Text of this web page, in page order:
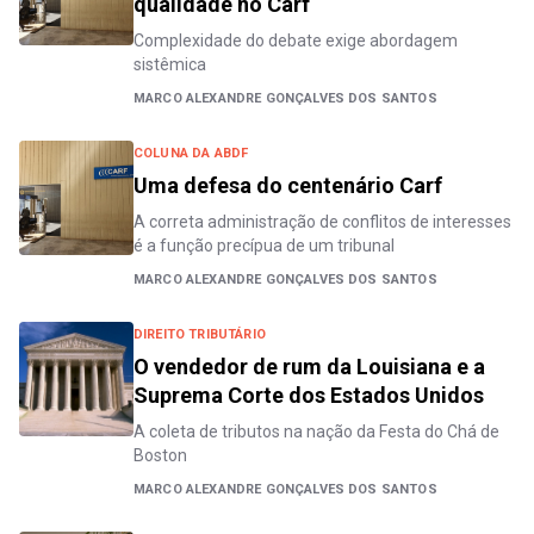
Complexidade do debate exige abordagem
sistêmica
MARCO ALEXANDRE GONÇALVES DOS SANTOS
COLUNA DA ABDF
Uma defesa do centenário Carf
A correta administração de conflitos de interesses
é a função precípua de um tribunal
MARCO ALEXANDRE GONÇALVES DOS SANTOS
DIREITO TRIBUTÁRIO
O vendedor de rum da Louisiana e a
Suprema Corte dos Estados Unidos
A coleta de tributos na nação da Festa do Chá de
Boston
MARCO ALEXANDRE GONÇALVES DOS SANTOS